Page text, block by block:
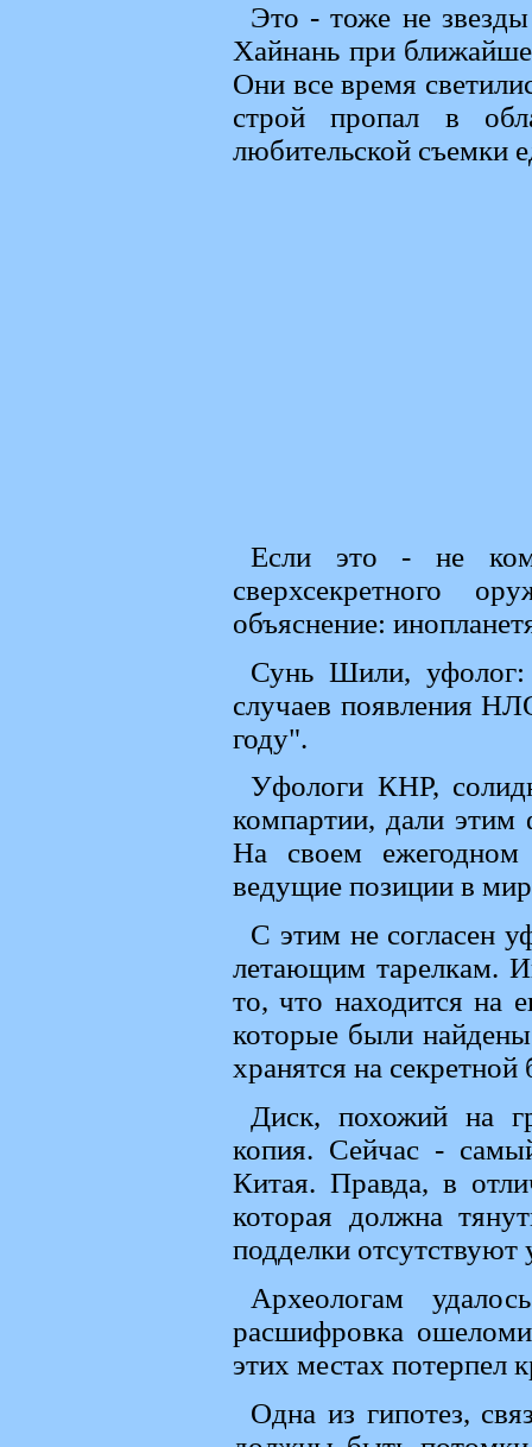
Это - тоже не
Хайнань при
Они все время
строй пропал в
любительской съемки
Если это - не
сверхсекретного
объяснение:
Сунь Шили,
случаев появления
году".
Уфологи КНР,
компартии, дали
На своем ежегодном
ведущие позиции в
С этим не согласен
летающим тарелкам.
то, что находится на
которые были
хранятся на
Диск, похожий на
копия. Сейчас -
Китая. Правда, в
которая должна
подделки отсутствуют
Археологам
расшифровка
этих местах потерпел
Одна из гипотез,